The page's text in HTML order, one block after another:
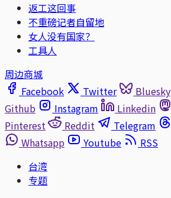
返工这回事
不重磅记者自留地
女人没有国家？
工具人
周边商城
Facebook
Twitter Bluesky
Github
Instagram Linkedin
Pinterest
Reddit Telegram
Whatsapp
Youtube
RSS
台湾
专题